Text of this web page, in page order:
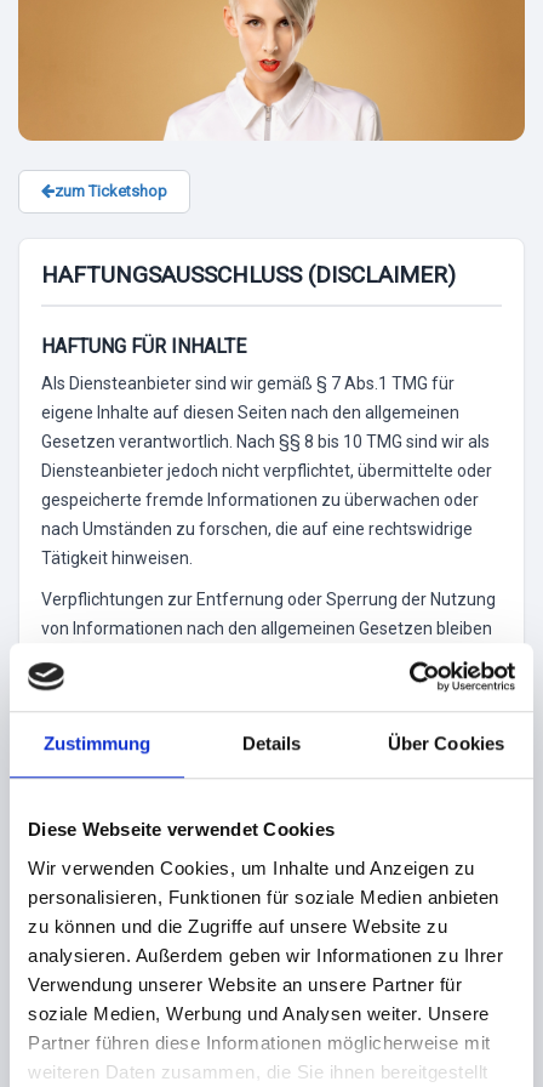
Zustimmung Details Über Cookies
Diese Webseite verwendet Cookies
Wir verwenden Cookies, um Inhalte und Anzeigen zu
personalisieren, Funktionen für soziale Medien anbieten
zu können und die Zugriffe auf unsere Website zu
analysieren. Außerdem geben wir Informationen zu Ihrer
Verwendung unserer Website an unsere Partner für
soziale Medien, Werbung und Analysen weiter. Unsere
Partner führen diese Informationen möglicherweise mit
weiteren Daten zusammen, die Sie ihnen bereitgestellt
zum Ticketshop
HAFTUNGSAUSSCHLUSS (DISCLAIMER)
HAFTUNG FÜR INHALTE
Als Diensteanbieter sind wir gemäß § 7 Abs.1 TMG für
eigene Inhalte auf diesen Seiten nach den allgemeinen
Gesetzen verantwortlich. Nach §§ 8 bis 10 TMG sind wir als
Diensteanbieter jedoch nicht verpflichtet, übermittelte oder
gespeicherte fremde Informationen zu überwachen oder
nach Umständen zu forschen, die auf eine rechtswidrige
Tätigkeit hinweisen.
Verpflichtungen zur Entfernung oder Sperrung der Nutzung
von Informationen nach den allgemeinen Gesetzen bleiben
hiervon unberührt. Eine diesbezügliche Haftung ist jedoch
erst ab dem Zeitpunkt der Kenntnis einer konkreten
Rechtsverletzung möglich. Bei Bekanntwerden von
entsprechenden Rechtsverletzungen werden wir diese
Inhalte umgehend entfernen.
HAFTUNG FÜR LINKS
Unser Angebot enthält Links zu externen Webseiten Dritter,
auf deren Inhalte wir keinen Einfluss haben. Deshalb können
wir für diese fremden Inhalte auch keine Gewähr
übernehmen. Für die Inhalte der verlinkten Seiten ist stets
der jeweilige Anbieter oder Betreiber der Seiten
verantwortlich. Die verlinkten Seiten wurden zum Zeitpunkt
der Verlinkung auf mögliche Rechtsverstöße überprüft.
Rechtswidrige Inhalte waren zum Zeitpunkt der Verlinkung